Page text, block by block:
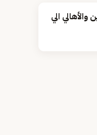
والأهالي الي